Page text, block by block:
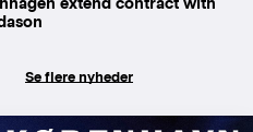
Se flere nyheder